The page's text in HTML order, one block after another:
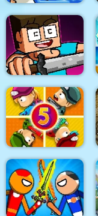
Zombie Royale.io
My Craft: Craft
Adventure
Zombie Last Castle 5